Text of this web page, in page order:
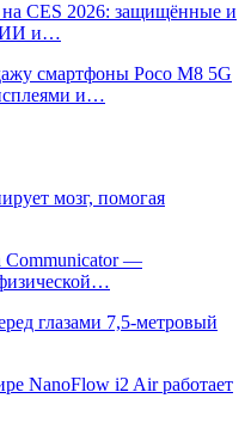
на CES 2026: защищённые и
ИИ и…
смартфоны Poco M8 5G
и…
мозг, помогая
Communicator —
глазами 7,5-метровый
NanoFlow i2 Air работает